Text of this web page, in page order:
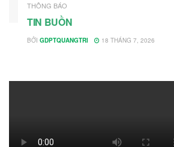
THÔNG BÁO
TIN BUỒN
BỞI GDPTQUANGTRI 18 THÁNG 7, 2026